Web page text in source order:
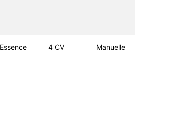
Essence 4 CV Manuelle